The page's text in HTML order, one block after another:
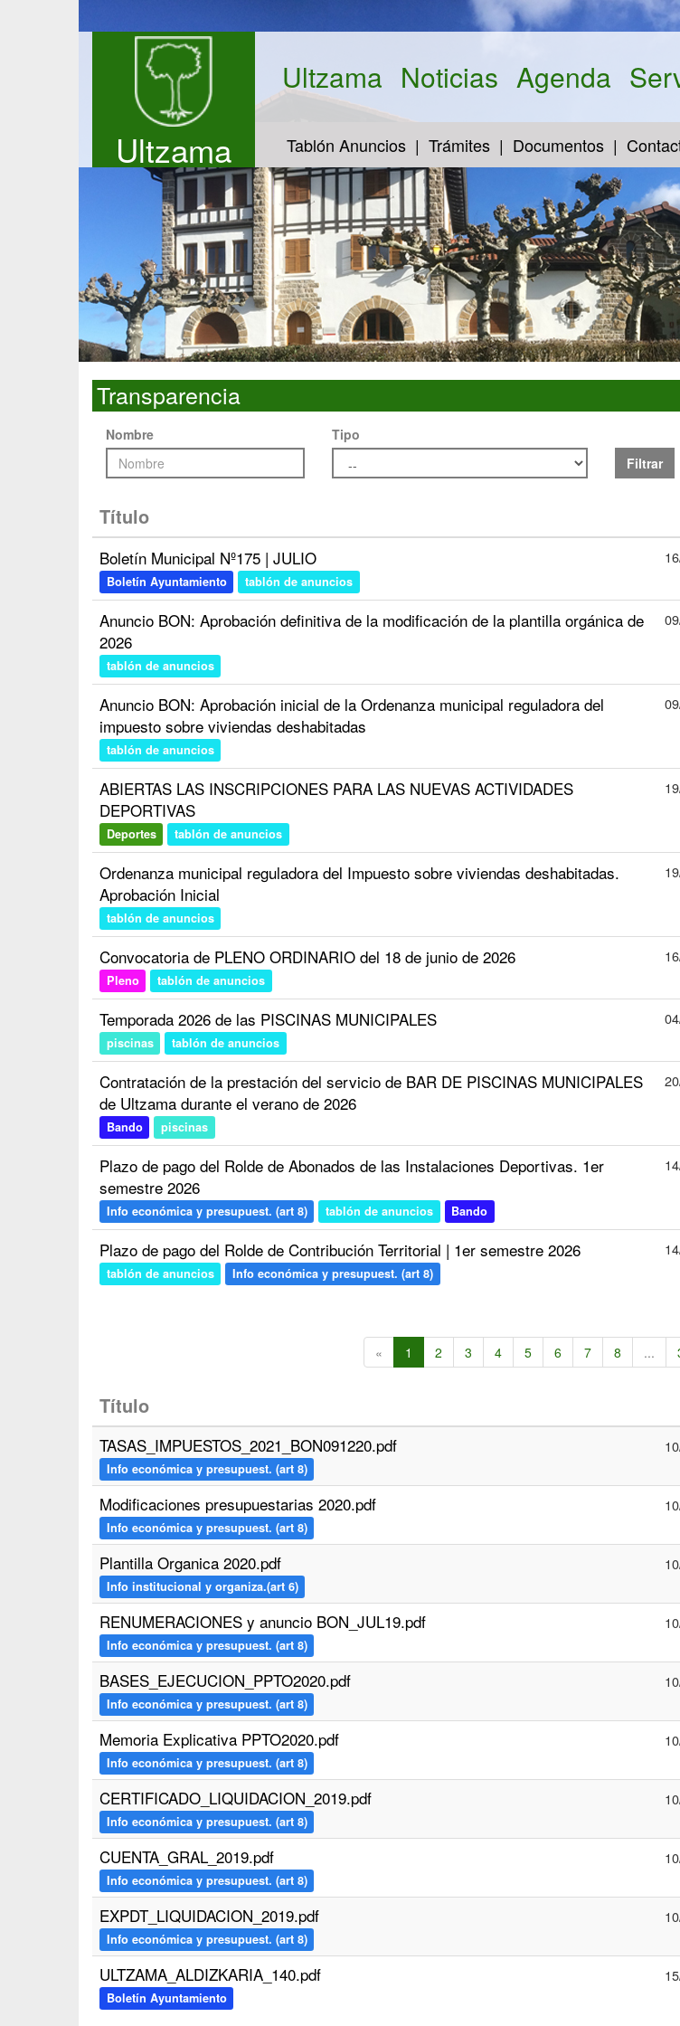
Ultzama
Ultzama Noticias Agenda
Tablón Anuncios Trámites Documentos
Transparencia
Nombre
Tipo
Filtrar
Título
Boletín Municipal Nº175 | JULIO
Boletín Ayuntamiento tablón de anuncios
Anuncio BON: Aprobación definitiva de la modificación de la plantilla orgánica de
2026
tablón de anuncios
Anuncio BON: Aprobación inicial de la Ordenanza municipal reguladora del
impuesto sobre viviendas deshabitadas
tablón de anuncios
ABIERTAS LAS INSCRIPCIONES PARA LAS NUEVAS ACTIVIDADES
DEPORTIVAS
Deportes tablón de anuncios
Ordenanza municipal reguladora del Impuesto sobre viviendas deshabitadas.
Aprobación Inicial
tablón de anuncios
Convocatoria de PLENO ORDINARIO del 18 de junio de 2026
Pleno tablón de anuncios
Temporada 2026 de las PISCINAS MUNICIPALES
piscinas tablón de anuncios
Contratación de la prestación del servicio de BAR DE PISCINAS MUNICIPALES
de Ultzama durante el verano de 2026
Bando piscinas
Plazo de pago del Rolde de Abonados de las Instalaciones Deportivas. 1er
semestre 2026
Info económica y presupuest. (art 8) tablón de anuncios Bando
Plazo de pago del Rolde de Contribución Territorial | 1er semestre 2026
tablón de anuncios Info económica y presupuest. (art 8)
« 1 2 3 4 5 6 7 8 ...
Título
TASAS_IMPUESTOS_2021_BON091220.pdf
Info económica y presupuest. (art 8)
Modificaciones presupuestarias 2020.pdf
Info económica y presupuest. (art 8)
Plantilla Organica 2020.pdf
Info institucional y organiza.(art 6)
RENUMERACIONES y anuncio BON_JUL19.pdf
Info económica y presupuest. (art 8)
BASES_EJECUCION_PPTO2020.pdf
Info económica y presupuest. (art 8)
Memoria Explicativa PPTO2020.pdf
Info económica y presupuest. (art 8)
CERTIFICADO_LIQUIDACION_2019.pdf
Info económica y presupuest. (art 8)
CUENTA_GRAL_2019.pdf
Info económica y presupuest. (art 8)
EXPDT_LIQUIDACION_2019.pdf
Info económica y presupuest. (art 8)
ULTZAMA_ALDIZKARIA_140.pdf
Boletín Ayuntamiento